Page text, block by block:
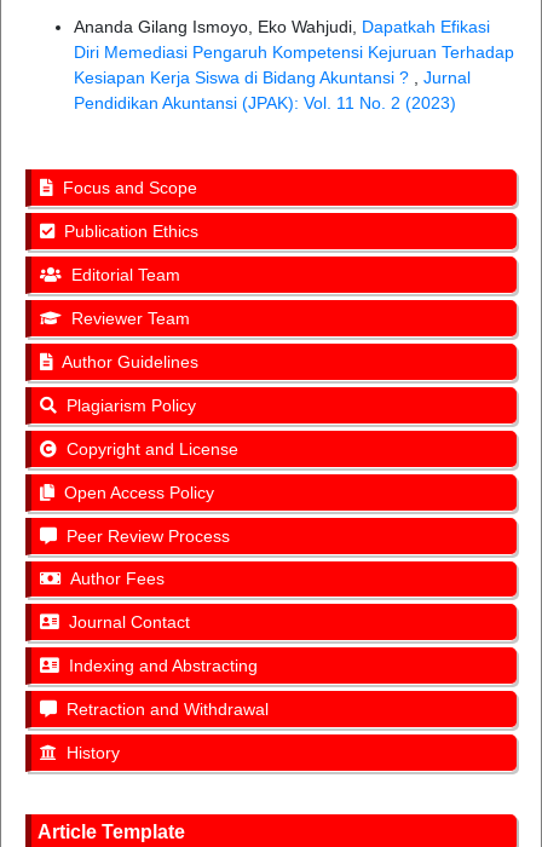
Ananda Gilang Ismoyo, Eko Wahjudi, Dapatkah Efikasi
Diri Memediasi Pengaruh Kompetensi Kejuruan Terhadap
Kesiapan Kerja Siswa di Bidang Akuntansi ?
Jurnal
Pendidikan Akuntansi (JPAK): Vol. 11 No. 2 (2023)
Focus and Scope
Publication Ethics
Editorial Team
Reviewer Team
Author Guidelines
Plagiarism Policy
Copyright and License
Open Access Policy
Peer Review Process
Author Fees
Journal Contact
Indexing and Abstracting
Retraction and Withdrawal
History
Article Template